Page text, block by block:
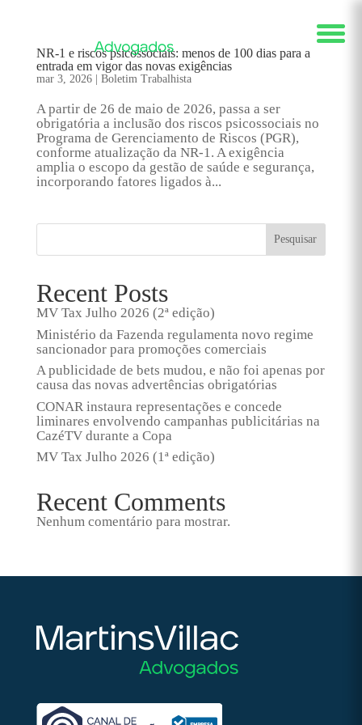
NR-1 e riscos psicossociais: menos de 100 dias para a
entrada em vigor das novas exigências
mar 3, 2026| Boletim Trabalhista
A partir de 26 de maio de 2026, passa a ser
obrigatória a inclusão dos riscos psicossociais no
Programa de Gerenciamento de Riscos (PGR),
conforme atualização da NR-1. A exigência
amplia o escopo da gestão de saúde e segurança,
incorporando fatores ligados à...
Pesquisar
Recent Posts
MV Tax Julho 2026 (2ª edição)
Ministério da Fazenda regulamenta novo regime
sancionador para promoções comerciais
A publicidade de bets mudou, e não foi apenas por
causa das novas advertências obrigatórias
CONAR instaura representações e concede
liminares envolvendo campanhas publicitárias na
CazéTV durante a Copa
MV Tax Julho 2026 (1ª edição)
Recent Comments
Nenhum comentário para mostrar.